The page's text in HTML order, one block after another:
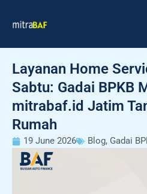
Layanan Home
Sabtu: Gadai BPKB
mitrabaf.id Jatim
Rumah
19 June 2026 Blog, Gadai